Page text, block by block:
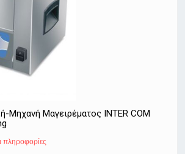
Μηχανή Μαγειρέματος INTER COM
πληροφορίες